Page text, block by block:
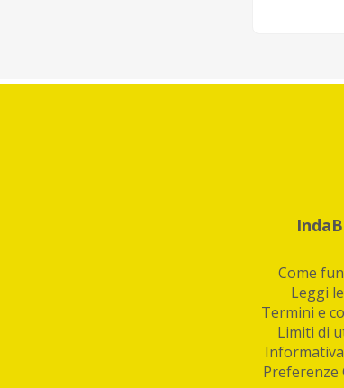
Come
Leggi
Termini e
Limiti di
Preferenze